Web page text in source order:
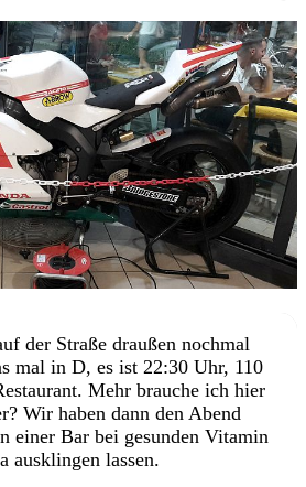
der Straße draußen nochmal
mal in D, es ist 22:30 Uhr, 110
Mehr brauche ich hier
Wir haben dann den Abend
einer Bar bei gesunden Vitamin
ausklingen lassen.